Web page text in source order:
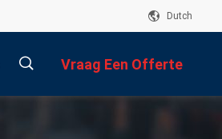
Dutch
Vraag Een Offerte